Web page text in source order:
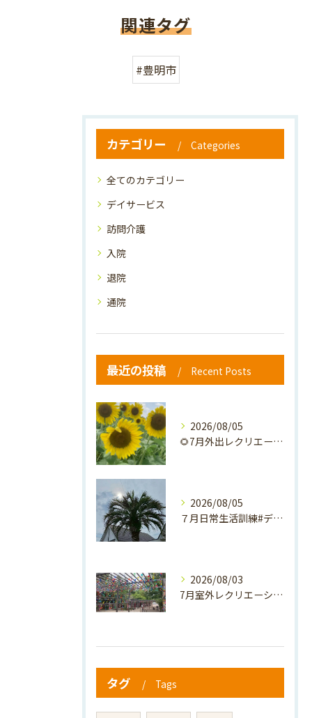
関連タグ
#豊明市
カテゴリー Categories
全てのカテゴリー
デイサービス
訪問介護
入院
退院
通院
最近の投稿 Recent Posts
2026/08/05
🌻7月外出レクリエーション🌻
2026/08/05
７月日常生活訓練#デイサービス #介護 #通所介護事業所 #...
2026/08/03
7月室外レクリエーション🪷
タグ Tags